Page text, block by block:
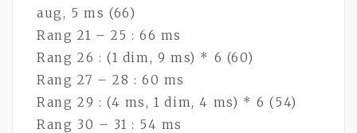
aug, 5 ms (66)
Rang 21 – 25 : 66 ms
Rang 26 : (1 dim, 9 ms) * 6 (60)
Rang 27 – 28 : 60 ms
Rang 29 : (4 ms, 1 dim, 4 ms) * 6 (54)
Rang 30 – 31 : 54 ms